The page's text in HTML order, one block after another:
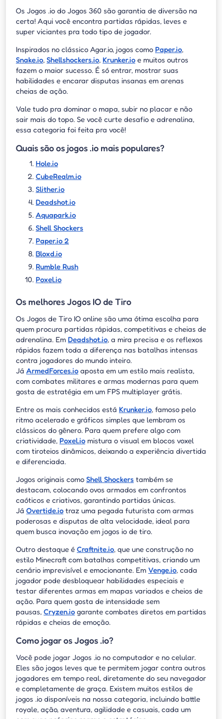
Os Jogos .io do Jogos 360 são garantia de diversão na
certa! Aqui você encontra partidas rápidas, leves e
super viciantes pra todo tipo de jogador.
Inspirados no clássico Agar.io, jogos como Paper.io,
Snake.io, Shellshockers.io, Krunker.io e muitos outros
fazem o maior sucesso. É só entrar, mostrar suas
habilidades e encarar disputas insanas em arenas
cheias de ação.
Vale tudo pra dominar o mapa, subir no placar e não
sair mais do topo. Se você curte desafio e adrenalina,
essa categoria foi feita pra você!
Quais são os jogos .io mais populares?
Hole.io
CubeRealm.io
Slither.io
Deadshot.io
Aquapark.io
Shell Shockers
Paper.io 2
Bloxd.io
Rumble Rush
Poxel.io
Os melhores Jogos IO de Tiro
Os Jogos de Tiro IO online são uma ótima escolha para
quem procura partidas rápidas, competitivas e cheias de
adrenalina. Em Deadshot.io, a mira precisa e os reflexos
rápidos fazem toda a diferença nas batalhas intensas
contra jogadores do mundo inteiro.
Já ArmedForces.io aposta em um estilo mais realista,
com combates militares e armas modernas para quem
gosta de estratégia em um FPS multiplayer grátis.
Entre os mais conhecidos está Krunker.io, famoso pelo
ritmo acelerado e gráficos simples que lembram os
clássicos do gênero. Para quem prefere algo com
criatividade, Poxel.io mistura o visual em blocos voxel
com tiroteios dinâmicos, deixando a experiência divertida
e diferenciada.
Jogos originais como Shell Shockers também se
destacam, colocando ovos armados em confrontos
caóticos e criativos, garantindo partidas únicas.
Já Overtide.io traz uma pegada futurista com armas
poderosas e disputas de alta velocidade, ideal para
quem busca inovação em jogos io de tiro.
Outro destaque é Craftnite.io, que une construção no
estilo Minecraft com batalhas competitivas, criando um
cenário imprevisível e emocionante. Em Venge.io, cada
jogador pode desbloquear habilidades especiais e
testar diferentes armas em mapas variados e cheios de
ação. Para quem gosta de intensidade sem
pausas, Cryzen.io garante combates diretos em partidas
rápidas e cheias de emoção.
Como jogar os Jogos .io?
Você pode jogar Jogos .io no computador e no celular.
Eles são jogos leves que te permitem jogar contra outros
jogadores em tempo real, diretamente do seu navegador
e completamente de graça. Existem muitos estilos de
jogos .io disponíveis na nossa categoria, incluindo battle
royale, ação, aventura, agilidade e casuais, cada um